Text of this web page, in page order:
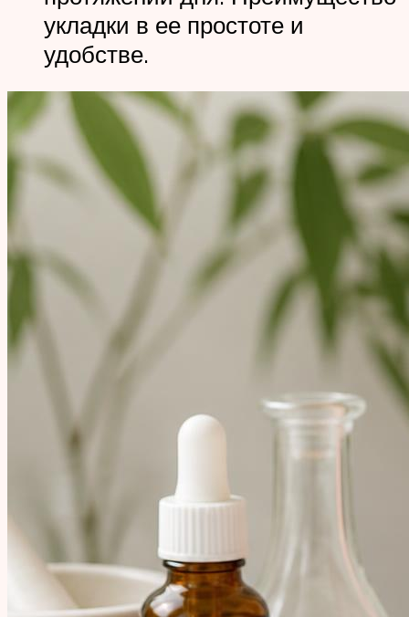
укладки в ее простоте и
удобстве.